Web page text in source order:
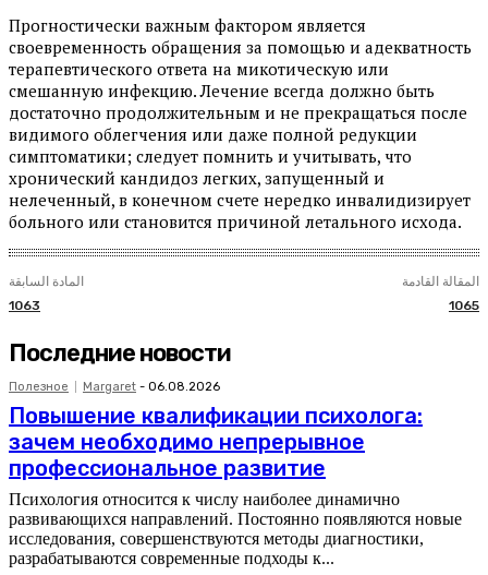
Прогностически важным фактором является
своевременность обращения за помощью и адекватность
терапевтического ответа на микотическую или
смешанную инфекцию. Лечение всегда должно быть
достаточно продолжительным и не прекращаться после
видимого облегчения или даже полной редукции
симптоматики; следует помнить и учитывать, что
хронический кандидоз легких, запущенный и
нелеченный, в конечном счете нередко инвалидизирует
больного или становится причиной летального исхода.
المادة السابقة
1063
المقالة القادمة
1065
Последние новости
Полезное Margaret - 06.08.2026
Повышение квалификации психолога:
зачем необходимо непрерывное
профессиональное развитие
Психология относится к числу наиболее динамично
развивающихся направлений. Постоянно появляются новые
исследования, совершенствуются методы диагностики,
разрабатываются современные подходы к...